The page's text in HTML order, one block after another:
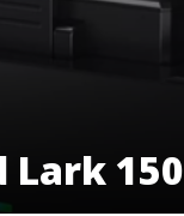
Lark 150